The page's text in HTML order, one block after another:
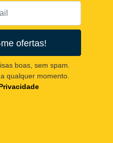
ofertas!
boas, sem spam.
qualquer momento.